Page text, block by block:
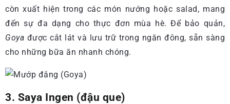
còn xuất hiện trong các món nướng hoặc salad, mang
đến sự đa dạng cho thực đơn mùa hè. Để bảo quản,
Goya được cắt lát và lưu trữ trong ngăn đông, sẵn sàng
cho những bữa ăn nhanh chóng.
3. Saya Ingen (đậu que)